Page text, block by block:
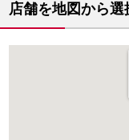
店舗を地図から選